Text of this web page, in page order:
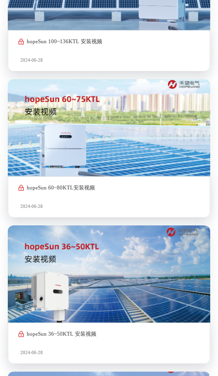
hopeSun 100~136KTL 安装视频
2024-06-28
hopeSun 60~80KTL安装视频
2024-06-28
hopeSun 36~50KTL 安装视频
2024-06-28